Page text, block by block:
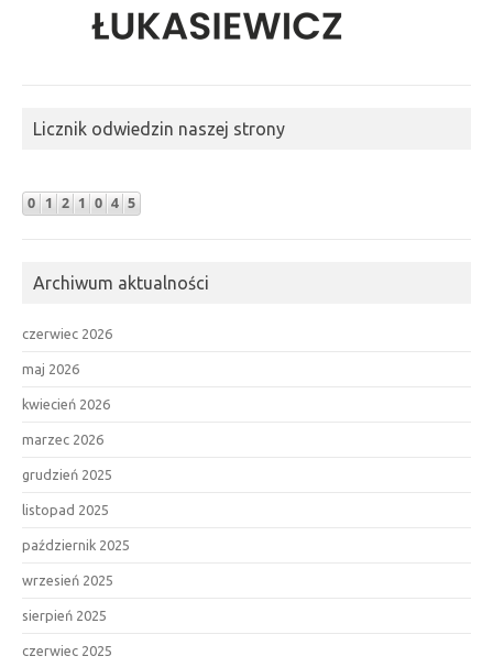
Licznik odwiedzin naszej strony
Archiwum aktualności
czerwiec 2026
maj 2026
kwiecień 2026
marzec 2026
grudzień 2025
listopad 2025
październik 2025
wrzesień 2025
sierpień 2025
czerwiec 2025